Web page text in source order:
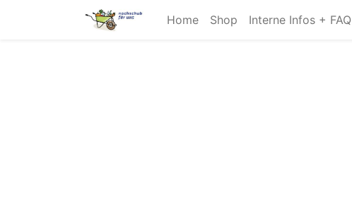
Home Shop Interne Infos + FAQ